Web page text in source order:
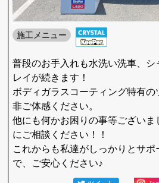
施工メニュー
普段のお手入れも水洗い洗車、シ
レイが続きます！
ボディガラスコーティング特有
非ご体感ください。
他にも何かお困りの事等ございま
にご相談ください！！
これからも私達がしっかりとサ
で、ご安心ください♪